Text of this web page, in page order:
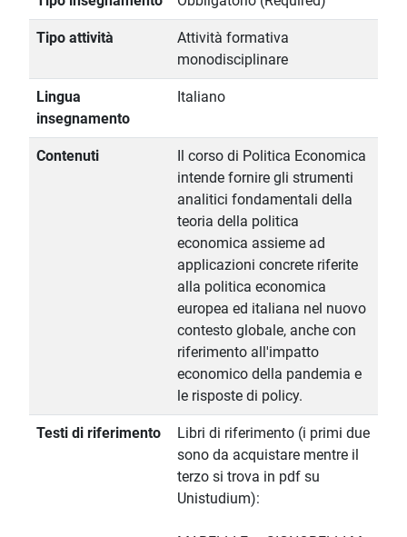
Tipo attività
Attività formativa
monodisciplinare
Lingua
insegnamento
Italiano
Contenuti
Il corso di Politica Economica
intende fornire gli strumenti
analitici fondamentali della
teoria della politica
economica assieme ad
applicazioni concrete riferite
alla politica economica
europea ed italiana nel nuovo
contesto globale, anche con
riferimento all'impatto
economico della pandemia e
le risposte di policy.
Testi di riferimento
Libri di riferimento (i primi due
sono da acquistare mentre il
terzo si trova in pdf su
Unistudium):